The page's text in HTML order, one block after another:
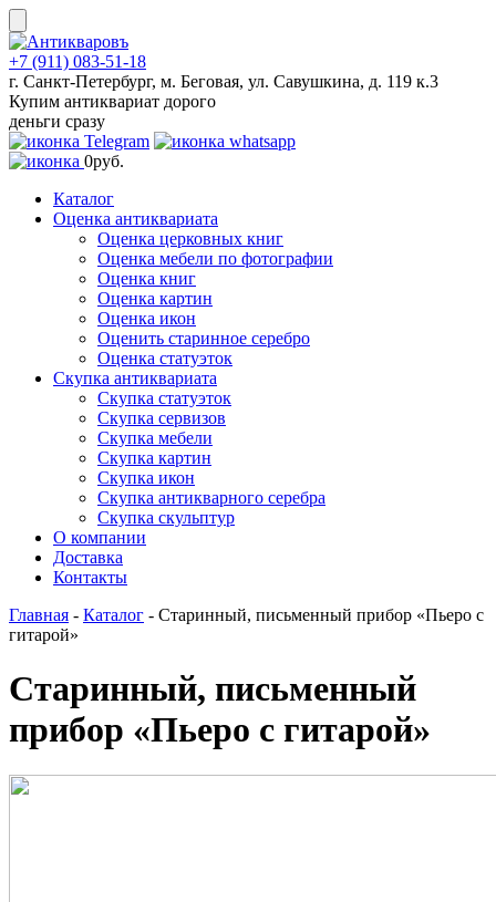
Skip
to
content
+7 (911) 083-51-18
г. Санкт-Петербург, м. Беговая, ул. Савушкина, д. 119 к.3
Купим антиквариат дорого
деньги сразу
0руб.
Каталог
Оценка антиквариата
Оценка церковных книг
Оценка мебели по фотографии
Оценка книг
Оценка картин
Оценка икон
Оценить старинное серебро
Оценка статуэток
Скупка антиквариата
Скупка статуэток
Скупка сервизов
Скупка мебели
Скупка картин
Скупка икон
Скупка антикварного серебра
Скупка скульптур
О компании
Доставка
Контакты
Главная - Каталог - Старинный, письменный прибор «Пьеро с
гитарой»
Старинный, письменный
прибор «Пьеро с гитарой»